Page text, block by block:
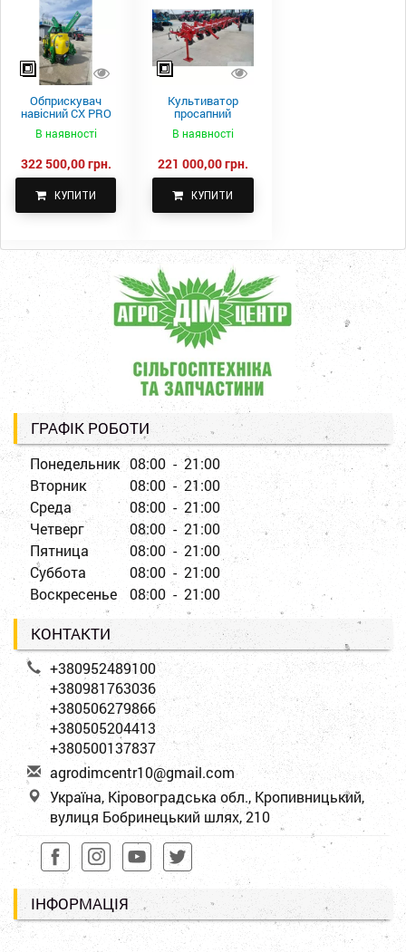
Обприскувач
навісний CX PRO
В наявності
322 500,00 грн.
КУПИТИ
Культиватор
просапний
КПН-5,6-05
В наявності
221 000,00 грн.
КУПИТИ
ГРАФІК РОБОТИ
Понедельник 08:00 - 21:00
Вторник
08:00 - 21:00
Среда
08:00 - 21:00
Четверг
08:00 - 21:00
Пятница
08:00 - 21:00
Суббота
08:00 - 21:00
Воскресенье
08:00 - 21:00
КОНТАКТИ
+380952489100
+380981763036
+380506279866
+380505204413
+380500137837
agrodimcentr10@gmail.com
Україна, Кіровоградська обл., Кропивницький,
вулиця Бобринецький шлях, 210
ІНФОРМАЦІЯ